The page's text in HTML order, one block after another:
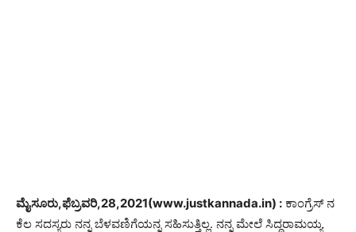
ಮೈಸೂರು,ಫೆಬ್ರವರಿ,28,2021(www.justkannada.in) : ಕಾಂಗ್ರೆಸ್ ನ
ಕೆಲ ಸದಸ್ಯರು‌ ನನ್ನ ಬೆಳವಣಿಗೆಯನ್ನ ಸಹಿಸುತ್ತಿಲ್ಲ. ನನ್ನ ಮೇಲೆ ಸಿದ್ದರಾಮಯ್ಯ